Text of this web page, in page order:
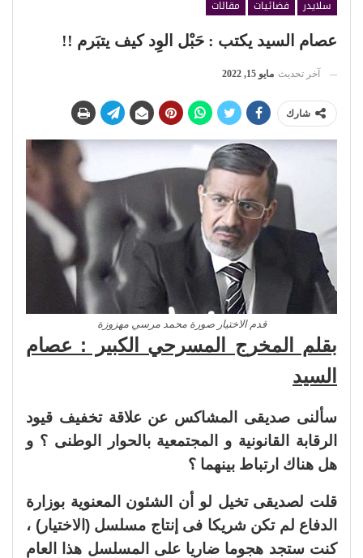
سلايدر فضائيات
مقالات
عصام السيد يكتب : حَبْل الوِد كيف يتبَرم !!
آخر تحديث مايو 15, 2022
شارك
قدم الاختيار صورة محمد مرسي مهزوزة
بقلم المخرج المسرحي الكبير : عصام
السيد
سألنى صديقى المشاكس عن علاقة تخفيف قيود
الرقابة القانونية و المجتمعية بالحوار الوطنى ؟ و
هل هناك ارتباط بينهما ؟
قلت لصديقى تخيل لو أن الشئون المعنوية بوزارة
الدفاع لم تكن شريكا فى إنتاج مسلسل (الاختيار) ،
كنت ستجد هجوما ضاريا على المسلسل هذا العام